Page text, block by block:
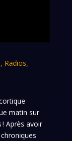
, Radios,
matin sur
! Après avoir